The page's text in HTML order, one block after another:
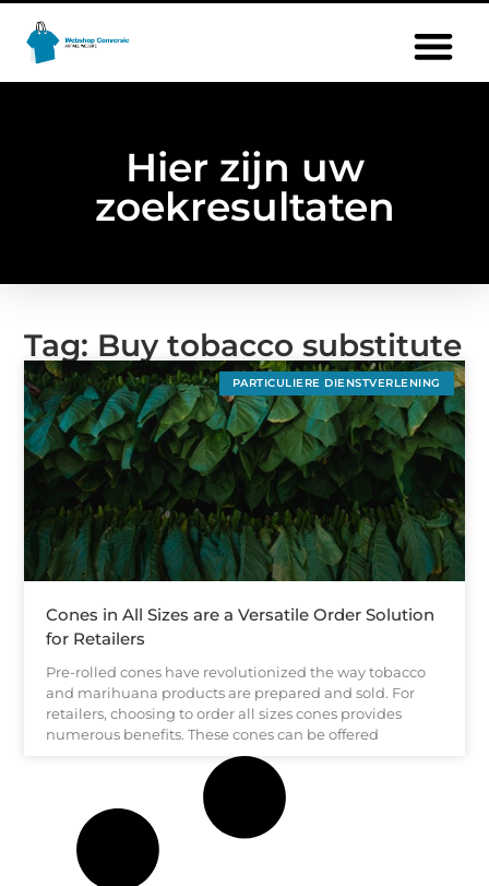
Hier zijn uw
zoekresultaten
Tag: Buy tobacco substitute
PARTICULIERE DIENSTVERLENING
Cones in All Sizes are a Versatile Order Solution
for Retailers
Pre-rolled cones have revolutionized the way tobacco
and marihuana products are prepared and sold. For
retailers, choosing to order all sizes cones provides
numerous benefits. These cones can be offered